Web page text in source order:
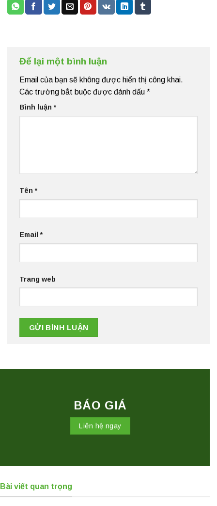
Để lại một bình luận
Email của bạn sẽ không được hiển thị công khai.
Các trường bắt buộc được đánh dấu *
Bình luận*
Tên*
Email*
Trang web
BÁO GIÁ
Liên hệ ngay
Bài viết quan trọng